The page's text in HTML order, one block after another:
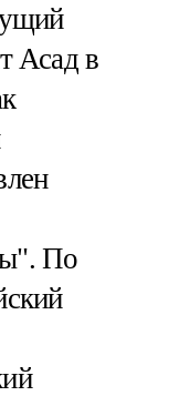
Асад в
По